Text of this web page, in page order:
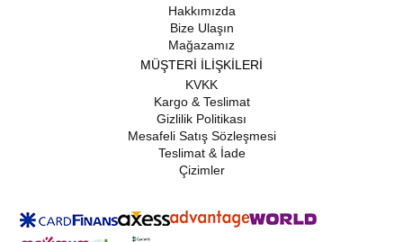
Hakkımızda
Bize Ulaşın
Mağazamız
MÜŞTERİ İLİŞKİLERİ
KVKK
Kargo & Teslimat
Gizlilik Politikası
Mesafeli Satış Sözleşmesi
Teslimat & İade
Çizimler